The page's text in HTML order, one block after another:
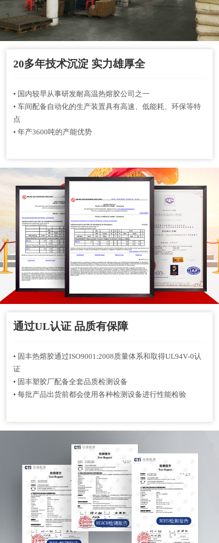
20多年技术沉淀 实力雄厚全
• 国内较早从事研发耐高温热熔胶公司之一
• 车间配备自动化的生产装置具有高速、低能耗、环保等特
点
• 年产3600吨的产能优势
通过UL认证 品质有保障
• 固丰热熔胶通过ISO9001:2008质量体系和取得UL94V-0认
证
• 固丰塑胶厂配备全套品质检测设备
• 每批产品出货前都会使用各种检测设备进行性能检验